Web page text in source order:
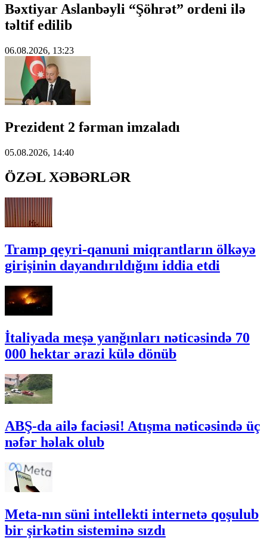
Bəxtiyar Aslanbəyli “Şöhrət” ordeni ilə
təltif edilib
06.08.2026, 13:23
Prezident 2 fərman imzaladı
05.08.2026, 14:40
ÖZƏL XƏBƏRLƏR
Tramp qeyri-qanuni miqrantların ölkəyə
girişinin dayandırıldığını iddia etdi
İtaliyada meşə yanğınları nəticəsində 70
000 hektar ərazi külə dönüb
ABŞ-da ailə faciəsi! Atışma nəticəsində üç
nəfər həlak olub
Meta-nın süni intellekti internetə qoşulub
bir şirkətin sisteminə sızdı